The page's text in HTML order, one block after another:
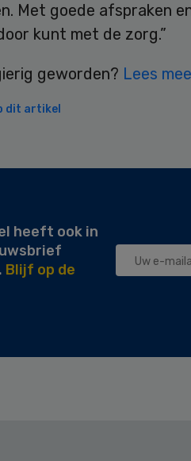
Met goede afspraken
kunt met de zorg.”
geworden? Lees
dit artikel
heeft ook in
Blijf op de